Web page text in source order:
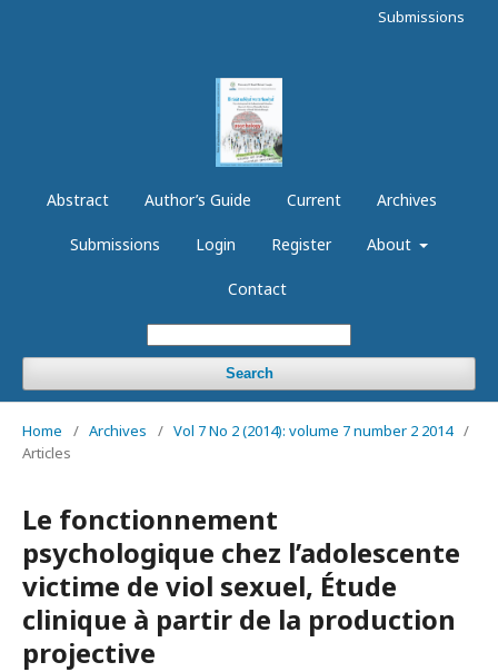
Abstract Author’s Guide Current Archives
Submissions Login Register About
Contact
Search
Submissions
Home / Archives / Vol 7 No 2 (2014): volume 7 number 2 2014 /
Articles
Le fonctionnement
psychologique chez l’adolescente
victime de viol sexuel, Étude
clinique à partir de la production
projective